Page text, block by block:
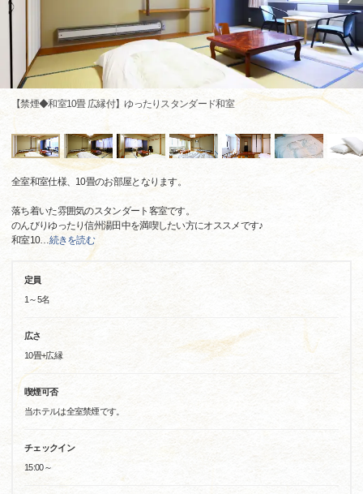
【禁煙◆和室10畳 広縁付】ゆったりスタンダード和室
全室和室仕様、10畳のお部屋となります。
落ち着いた雰囲気のスタンダート客室です。
のんびりゆったり信州湯田中を満喫したい方にオススメです♪
和室10…続きを読む
定員
1～5名
広さ
10畳+広縁
喫煙可否
当ホテルは全室禁煙です。
チェックイン
15:00～